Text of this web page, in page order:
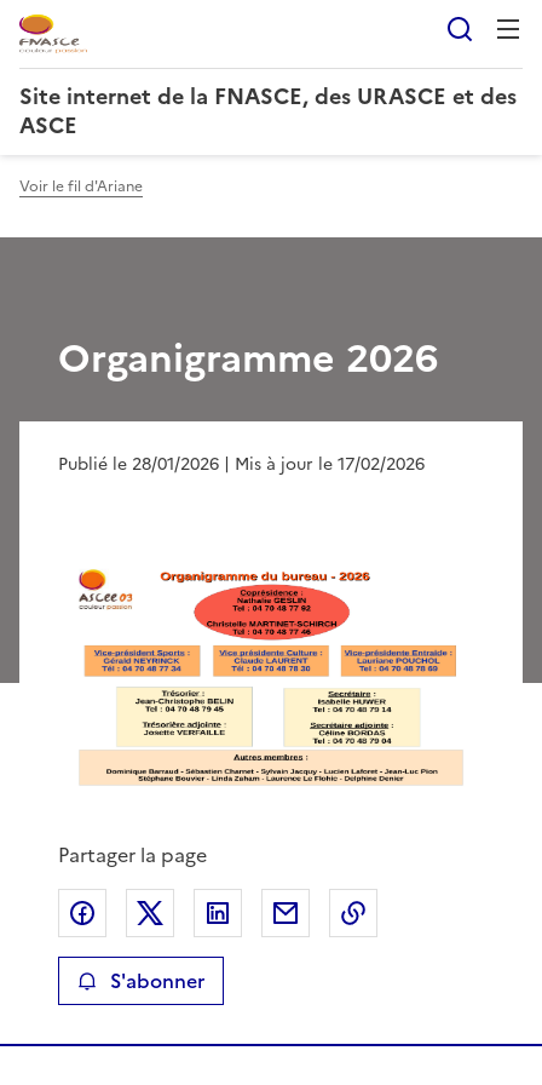
Site internet de la FNASCE, des URASCE et des
ASCE
Voir le fil d'Ariane
Organigramme 2026
Publié le 28/01/2026 | Mis à jour le 17/02/2026
Partager la page
Partager sur Facebook
Partager sur XPartager sur LinkedIn
Partager par email
S'abonner